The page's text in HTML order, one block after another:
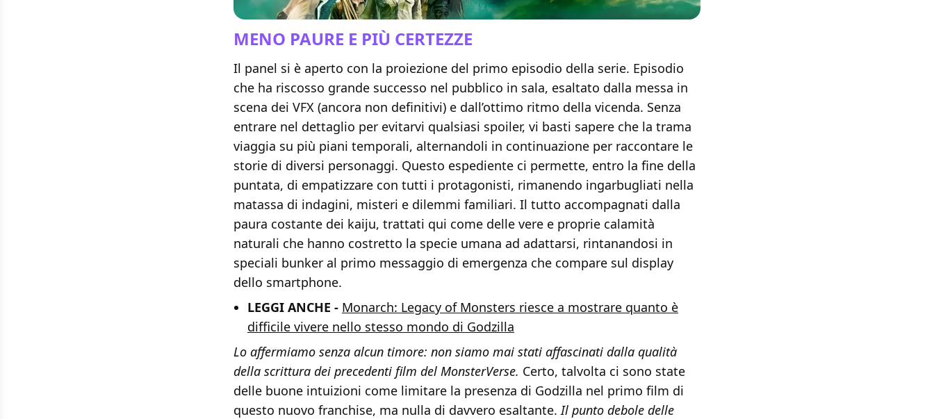
MENO PAURE E PIÙ CERTEZZE
Il panel si è aperto con la proiezione del primo episodio della serie. Episodio
che ha riscosso grande successo nel pubblico in sala, esaltato dalla messa in
scena dei VFX (ancora non definitivi) e dall’ottimo ritmo della vicenda. Senza
entrare nel dettaglio per evitarvi qualsiasi spoiler, vi basti sapere che la trama
viaggia su più piani temporali, alternandoli in continuazione per raccontare le
storie di diversi personaggi. Questo espediente ci permette, entro la fine della
puntata, di empatizzare con tutti i protagonisti, rimanendo ingarbugliati nella
matassa di indagini, misteri e dilemmi familiari. Il tutto accompagnati dalla
paura costante dei kaiju, trattati qui come delle vere e proprie calamità
naturali che hanno costretto la specie umana ad adattarsi, rintanandosi in
speciali bunker al primo messaggio di emergenza che compare sul display
dello smartphone.
LEGGI ANCHE - Monarch: Legacy of Monsters riesce a mostrare quanto è
difficile vivere nello stesso mondo di Godzilla
Lo affermiamo senza alcun timore: non siamo mai stati affascinati dalla qualità
della scrittura dei precedenti film del MonsterVerse. Certo, talvolta ci sono state
delle buone intuizioni come limitare la presenza di Godzilla nel primo film di
questo nuovo franchise, ma nulla di davvero esaltante. Il punto debole delle